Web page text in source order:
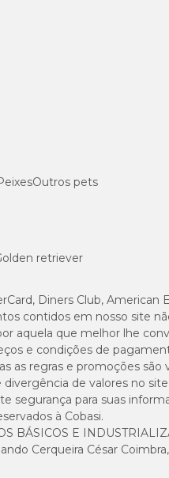
Outros pets
retriever
Diners Club, American
contidos em nosso site
aquela que melhor lhe
e condições de
as regras e promoções
de valores no
segurança para suas
à Cobasi.
BÁSICOS E
Cerqueira César